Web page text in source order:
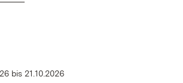
bis 21.10.2026